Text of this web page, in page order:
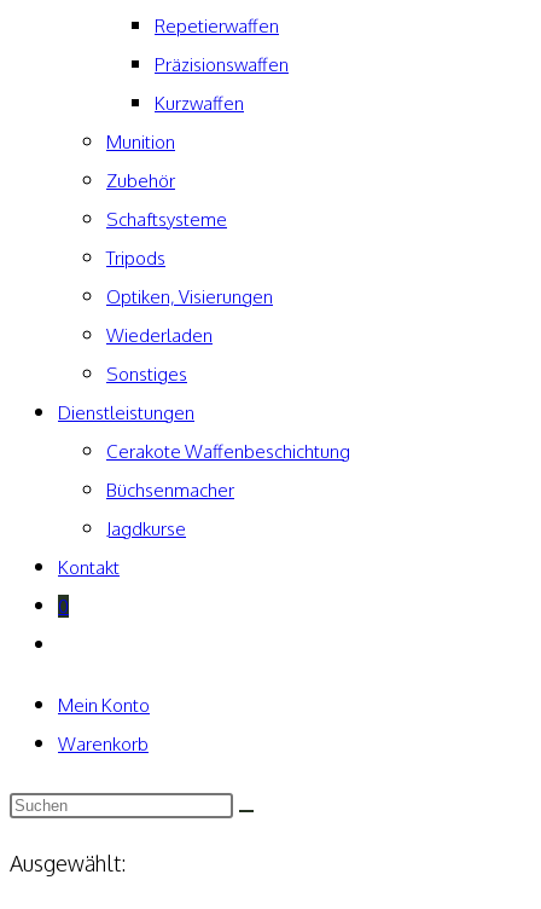
Repetierwaffen
Präzisionswaffen
Kurzwaffen
Munition
Zubehör
Schaftsysteme
Tripods
Optiken, Visierungen
Wiederladen
Sonstiges
Dienstleistungen
Cerakote Waffenbeschichtung
Büchsenmacher
Jagdkurse
Kontakt
0
umschalten
Mein Konto
Warenkorb
Ausgewählt: